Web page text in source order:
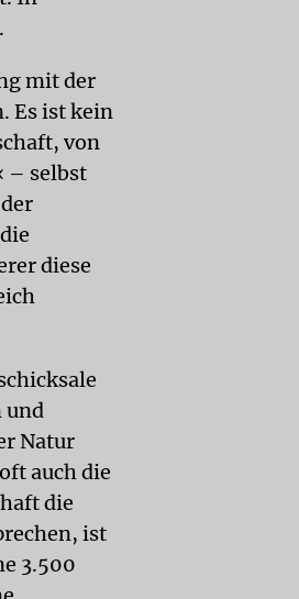
mit der
Es ist kein
von
– selbst
diese
und
Natur
auch die
die
ist
3.500